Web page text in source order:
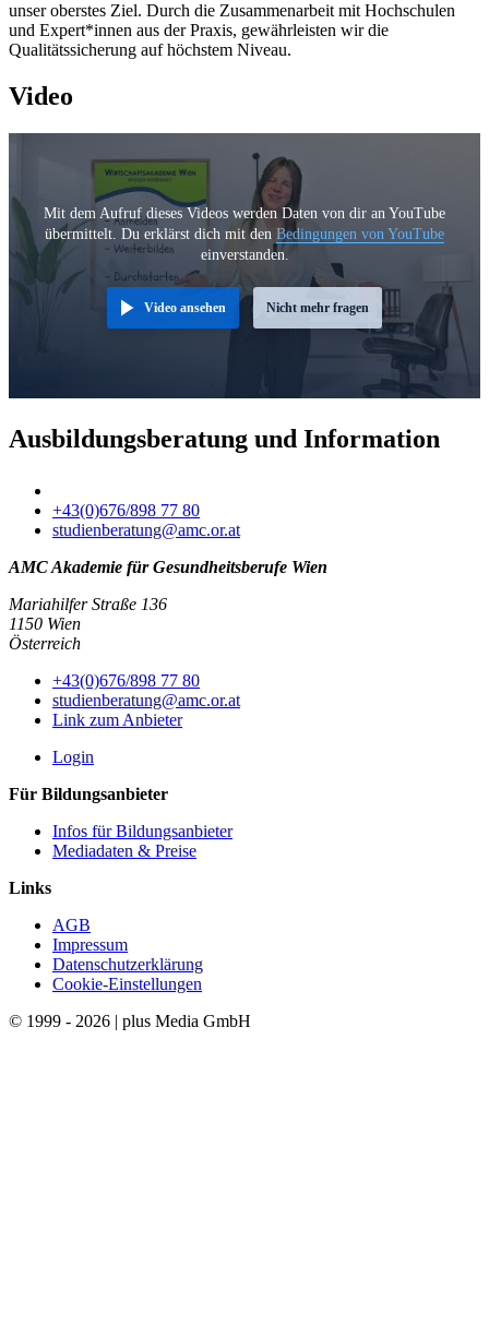
unser oberstes Ziel. Durch die Zusammenarbeit mit Hochschulen
und Expert*innen aus der Praxis, gewährleisten wir die
Qualitätssicherung auf höchstem Niveau.
Video
Mit dem Aufruf dieses Videos werden Daten von dir an YouTube
übermittelt. Du erklärst dich mit den Bedingungen von YouTube
einverstanden.
Video ansehen Nicht mehr fragen
Ausbildungsberatung und Information
+43(0)676/898 77 80
studienberatung@amc.or.at
AMC Akademie für Gesundheitsberufe Wien
Mariahilfer Straße 136
1150 Wien
Österreich
+43(0)676/898 77 80
studienberatung@amc.or.at
Link zum Anbieter
Login
Für Bildungsanbieter
Infos für Bildungsanbieter
Mediadaten & Preise
Links
AGB
Impressum
Datenschutzerklärung
Cookie-Einstellungen
© 1999 - 2026 | plus Media GmbH